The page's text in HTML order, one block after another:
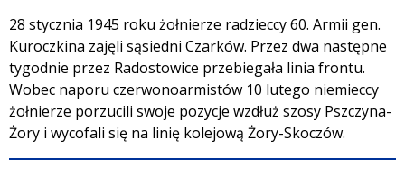
28 stycznia 1945 roku żołnierze radzieccy 60. Armii gen.
Kuroczkina zajęli sąsiedni Czarków. Przez dwa następne
tygodnie przez Radostowice przebiegała linia frontu.
Wobec naporu czerwonoarmistów 10 lutego niemieccy
żołnierze porzucili swoje pozycje wzdłuż szosy Pszczyna-
Żory i wycofali się na linię kolejową Żory-Skoczów.